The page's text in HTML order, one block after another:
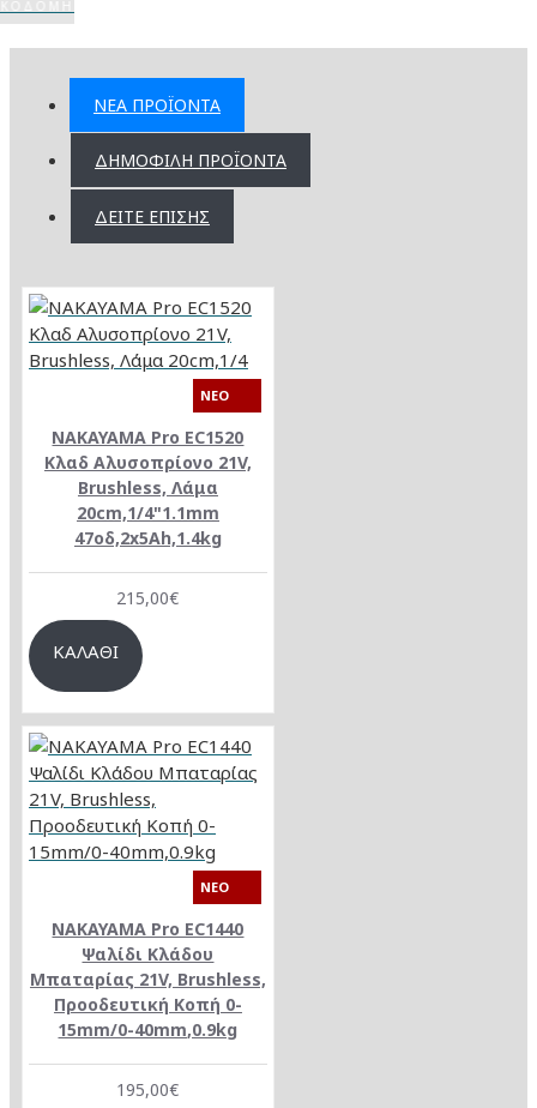
ΝΈΑ ΠΡΟΪΌΝΤΑ
ΔΗΜΟΦΙΛΉ ΠΡΟΪΌΝΤΑ
ΔΕΊΤΕ ΕΠΊΣΗΣ
NEO
NAKAYAMA Pro EC1520
Κλαδ Αλυσοπρίονο 21V,
Brushless, Λάμα
20cm,1/4"1.1mm
47οδ,2x5Ah,1.4kg
215,00€
ΚΑΛΆΘΙ
NEO
NAKAYAMA Pro EC1440
Ψαλίδι Κλάδου
Μπαταρίας 21V, Brushless,
Προοδευτική Κοπή 0-
15mm/0-40mm,0.9kg
195,00€